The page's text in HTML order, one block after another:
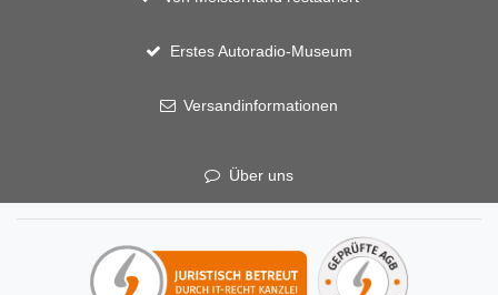
Erstes Autoradio-Museum
Versandinformationen
Über uns